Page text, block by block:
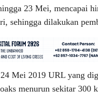
23 Mei, mencapai
sehingga dilakukan
Mei 2019 URL yang
menurun sekitar 300